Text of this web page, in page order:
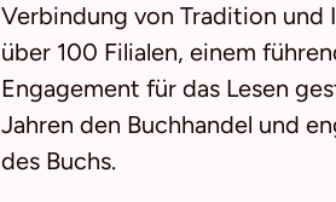
Verbindung von Tradition und
über 100 Filialen, einem
Engagement für das Lesen
Jahren den Buchhandel und
des Buchs.